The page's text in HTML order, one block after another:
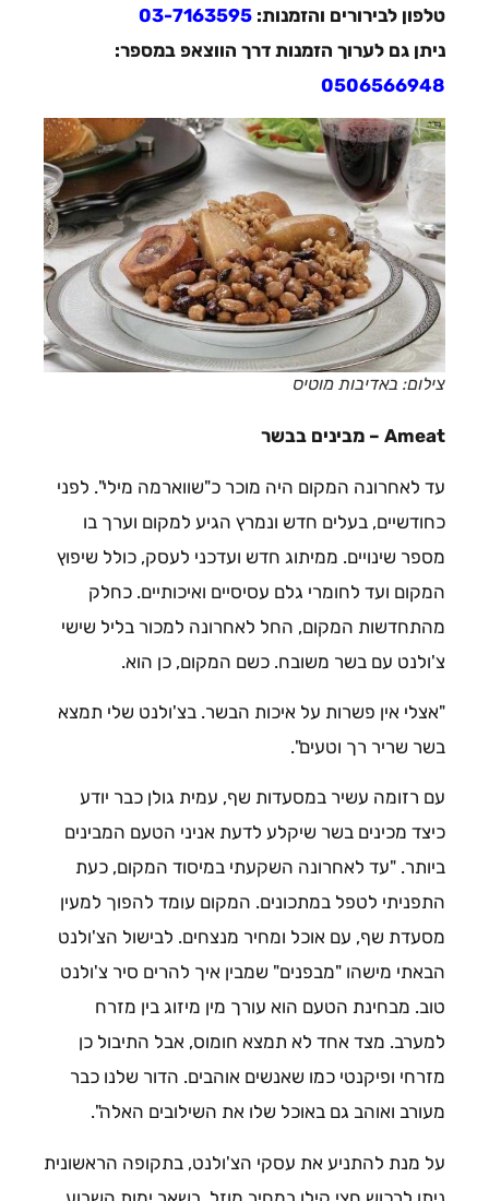
טלפון לבירורים והזמנות: 03-7163595
ניתן גם לערוך הזמנות דרך הווצאפ במספר:
0506566948
צילום: באדיבות מוטיס
Ameat – מבינים בבשר
עד לאחרונה המקום היה מוכר כ"שווארמה מילי". לפני
כחודשיים, בעלים חדש ונמרץ הגיע למקום וערך בו
מספר שינויים. ממיתוג חדש ועדכני לעסק, כולל שיפוץ
המקום ועד לחומרי גלם עסיסיים ואיכותיים. כחלק
מהתחדשות המקום, החל לאחרונה למכור בליל שישי
צ'ולנט עם בשר משובח. כשם המקום, כן הוא.
"אצלי אין פשרות על איכות הבשר. בצ'ולנט שלי תמצא
בשר שריר רך וטעים".
עם רזומה עשיר במסעדות שף, עמית גולן כבר יודע
כיצד מכינים בשר שיקלע לדעת אניני הטעם המבינים
ביותר. "עד לאחרונה השקעתי במיסוד המקום, כעת
התפניתי לטפל במתכונים. המקום עומד להפוך למעין
מסעדת שף, עם אוכל ומחיר מנצחים. לבישול הצ'ולנט
הבאתי מישהו "מבפנים" שמבין איך להרים סיר צ'ולנט
טוב. מבחינת הטעם הוא עורך מין מיזוג בין מזרח
למערב. מצד אחד לא תמצא חומוס, אבל התיבול כן
מזרחי ופיקנטי כמו שאנשים אוהבים. הדור שלנו כבר
מעורב ואוהב גם באוכל שלו את השילובים האלה".
על מנת להתניע את עסקי הצ'ולנט, בתקופה הראשונית